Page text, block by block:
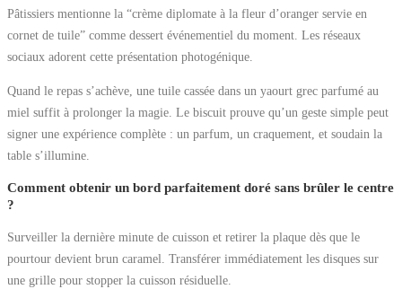
Pâtissiers mentionne la “crème diplomate à la fleur d’oranger servie en
cornet de tuile” comme dessert événementiel du moment. Les réseaux
sociaux adorent cette présentation photogénique.
Quand le repas s’achève, une tuile cassée dans un yaourt grec parfumé au
miel suffit à prolonger la magie. Le biscuit prouve qu’un geste simple peut
signer une expérience complète : un parfum, un craquement, et soudain la
table s’illumine.
Comment obtenir un bord parfaitement doré sans brûler le centre
?
Surveiller la dernière minute de cuisson et retirer la plaque dès que le
pourtour devient brun caramel. Transférer immédiatement les disques sur
une grille pour stopper la cuisson résiduelle.